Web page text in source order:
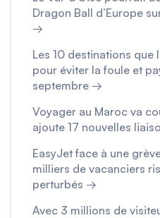
Dragon Ball d’Europe
→
Les 10 destinations que
pour éviter la foule et
septembre →
Voyager au Maroc va
ajoute 17 nouvelles
EasyJet face à une
milliers de vacanciers
perturbés →
Avec 3 millions de